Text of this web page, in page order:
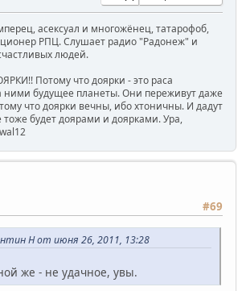
асексуал и многожёнец, татарофоб,
РПЦ. Слушает радио "Радонеж" и
людей.
Потому что доярки - это раса
ними будущее планеты. Они переживут даже
что доярки вечны, ибо хтоничны. И дадут
тоже будет доярами и доярками. Ура,
#69
Н от июня 26, 2011, 13:28
же - не удачное, увы.